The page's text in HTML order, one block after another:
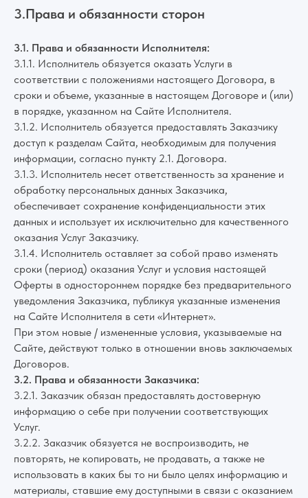
3.Права и обязанности сторон
3.1. Права и обязанности Исполнителя:
3.1.1. Исполнитель обязуется оказать Услуги в
соответствии с положениями настоящего Договора, в
сроки и объеме, указанные в настоящем Договоре и (или)
в порядке, указанном на Сайте Исполнителя.
3.1.2. Исполнитель обязуется предоставлять Заказчику
доступ к разделам Сайта, необходимым для получения
информации, согласно пункту 2.1. Договора.
3.1.3. Исполнитель несет ответственность за хранение и
обработку персональных данных Заказчика,
обеспечивает сохранение конфиденциальности этих
данных и использует их исключительно для качественного
оказания Услуг Заказчику.
3.1.4. Исполнитель оставляет за собой право изменять
сроки (период) оказания Услуг и условия настоящей
Оферты в одностороннем порядке без предварительного
уведомления Заказчика, публикуя указанные изменения
на Сайте Исполнителя в сети «Интернет».
При этом новые / измененные условия, указываемые на
Сайте, действуют только в отношении вновь заключаемых
Договоров.
3.2. Права и обязанности Заказчика:
3.2.1. Заказчик обязан предоставлять достоверную
информацию о себе при получении соответствующих
Услуг.
3.2.2. Заказчик обязуется не воспроизводить, не
повторять, не копировать, не продавать, а также не
использовать в каких бы то ни было целях информацию и
материалы, ставшие ему доступными в связи с оказанием